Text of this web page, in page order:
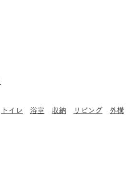
トイレ 浴室 収納 リビング 外構